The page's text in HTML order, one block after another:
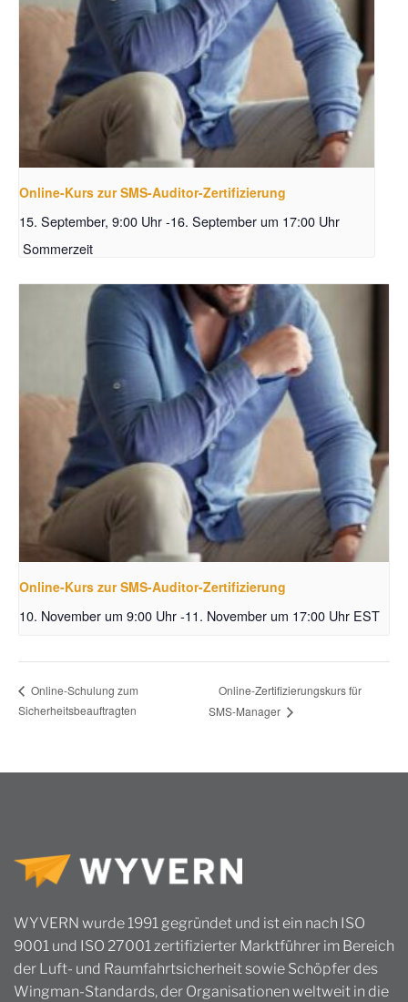
Online-Kurs zur SMS-Auditor-Zertifizierung
15. September, 9:00 Uhr-16. September um 17:00 Uhr
Sommerzeit
Online-Kurs zur SMS-Auditor-Zertifizierung
10. November um 9:00 Uhr-11. November um 17:00 Uhr EST
Online-Schulung zum
Sicherheitsbeauftragten
Online-Zertifizierungskurs für
SMS-Manager
WYVERN wurde 1991 gegründet und ist ein nach ISO
9001 und ISO 27001 zertifizierter Marktführer im Bereich
der Luft- und Raumfahrtsicherheit sowie Schöpfer des
Wingman-Standards, der Organisationen weltweit in die